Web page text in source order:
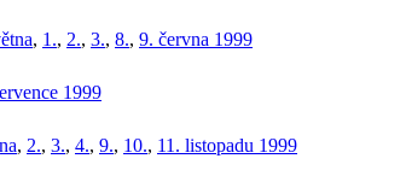
, 1., 2., 3., 8., 9. června 1999
1999
, 2., 3., 4., 9., 10., 11. listopadu 1999